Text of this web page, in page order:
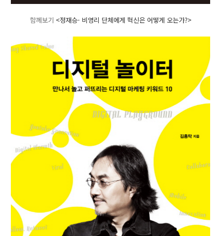
함께보기 <정재승- 비영리 단체에게 혁신은 어떻게 오는가?>